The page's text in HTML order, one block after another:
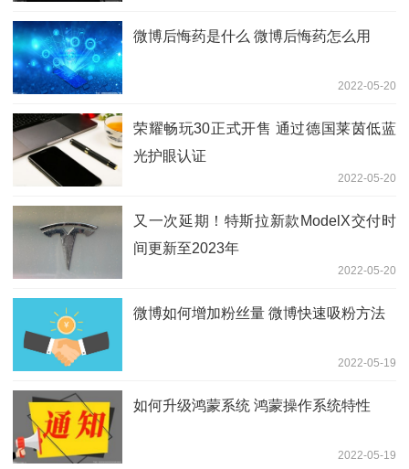
微博后悔药是什么 微博后悔药怎么用
2022-05-20
荣耀畅玩30正式开售 通过德国莱茵低蓝
光护眼认证
2022-05-20
又一次延期！特斯拉新款ModelX交付时
间更新至2023年
2022-05-20
微博如何增加粉丝量 微博快速吸粉方法
2022-05-19
如何升级鸿蒙系统 鸿蒙操作系统特性
2022-05-19